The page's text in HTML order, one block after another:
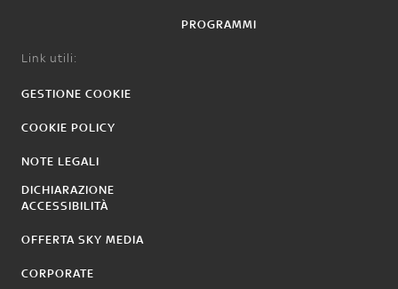
PROGRAMMI
Link utili:
GESTIONE COOKIE
COOKIE POLICY
NOTE LEGALI
DICHIARAZIONE
ACCESSIBILITÀ
OFFERTA SKY MEDIA
CORPORATE